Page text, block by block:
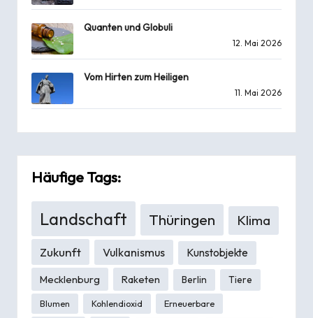
Quanten und Globuli
12. Mai 2026
Vom Hirten zum Heiligen
11. Mai 2026
Häufige Tags:
Landschaft Thüringen Klima
Zukunft Vulkanismus
Kunstobjekte
Mecklenburg
Raketen Berlin Tiere
Blumen Kohlendioxid Erneuerbare